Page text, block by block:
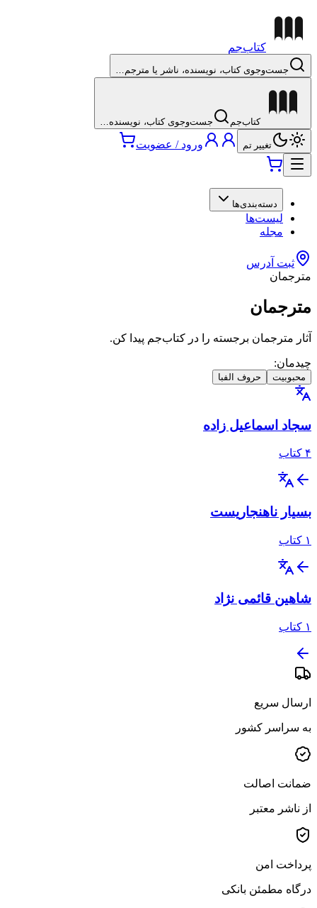
کتاب‌جم
جست‌وجوی کتاب، نویسنده، ناشر یا مترجم…
کتاب‌جم جست‌وجوی کتاب، نویسنده…
تغییر تم ورود / عضویت
دسته‌بندی‌ها
لیست‌ها
مجله
ثبت آدرس
مترجمان
مترجمان
آثار مترجمان برجسته را در کتاب‌جم پیدا کن.
چیدمان:
محبوبیت حروف الفبا
سجاد اسماعیل زاده
۴ کتاب
بسیار ناهنجاریست
۱ کتاب
شاهین قائمی نژاد
۱ کتاب
ارسال سریع
به سراسر کشور
ضمانت اصالت
از ناشر معتبر
پرداخت امن
درگاه مطمئن بانکی